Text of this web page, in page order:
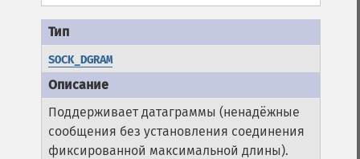
SOCK_DGRAM
Поддерживает датаграммы (ненадёжные
сообщения без установления соединения
фиксированной максимальной длины).